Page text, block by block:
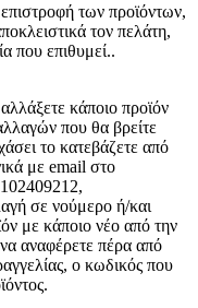
επιστροφή των προϊόντων,
τον πελάτη,
που επιθυμεί..
κάποιο προϊόν
που θα βρείτε
το κατεβάζετε από
με email στο
σε νούμερο ή/και
με κάποιο νέο από την
αναφέρετε πέρα από
ο κωδικός που